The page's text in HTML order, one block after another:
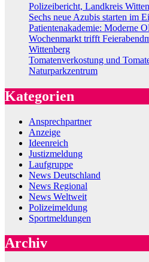
Polizeibericht, Landkreis
Sechs neue Azubis starten im
Patientenakademie: Moderne
Wochenmarkt trifft
Wittenberg
Tomatenverkostung und
Naturparkzentrum
Kategorien
Ansprechpartner
Anzeige
Ideenreich
Justizmeldung
Laufgruppe
News Deutschland
News Regional
News Weltweit
Polizeimeldung
Sportmeldungen
Archiv